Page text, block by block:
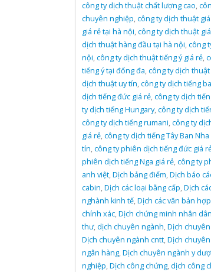
công ty dịch thuật chất lượng cao,
chuyên nghiệp,công ty dịch thuật
giá rẻ tại hà nội,công ty dịch thuật
dịch thuật hàng đầu tại hà nội,công
nội,công ty dịch thuật tiếng ý giá rẻ,
tiếng ý tại đống đa,công ty dịch
dịch thuật uy tín,công ty dịch tiếng
dịch tiếng đức giá rẻ,công ty dịch
ty dịch tiếng Hungary,công ty dịch
công ty dịch tiếng rumani,công ty
giá rẻ,công ty dịch tiếng Tây Ban
tín,công ty phiên dịch tiếng đức giá
phiên dịch tiếng Nga giá rẻ,công ty
anh việt,Dịch bảng điểm,Dịch báo
cabin,Dịch các loại bằng cấp,Dịch
nghành kinh tế,Dịch các văn bản
chính xác,Dịch chứng minh nhân dân
thư,dịch chuyên ngành,Dịch
Dịch chuyên ngành cntt,Dịch
ngân hàng,Dịch chuyên ngành y
nghiệp,Dịch công chứng,dịch công